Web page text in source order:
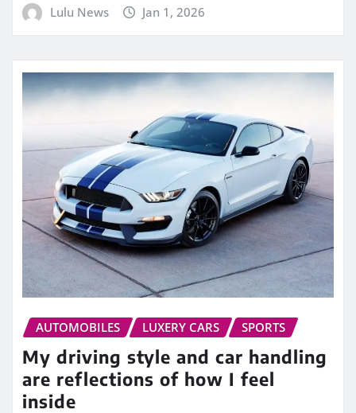
Lulu News Jan 1, 2026
AUTOMOBILES LUXERY CARS SPORTS
My driving style and car handling
are reflections of how I feel
inside